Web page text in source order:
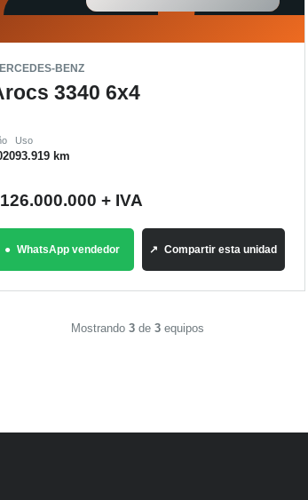
BENZ
3340 6x4
Uso
93.919 km
126.000.000 + IVA
WhatsApp vendedor Compartir esta unidad
Mostrando 3 de 3 equipos